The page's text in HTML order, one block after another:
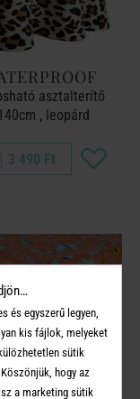
asztalterítő
, leopárd
3 490 Ft
és egyszerű legyen,
kis fájlok, melyeket
sütik
hogy az
a marketing sütik